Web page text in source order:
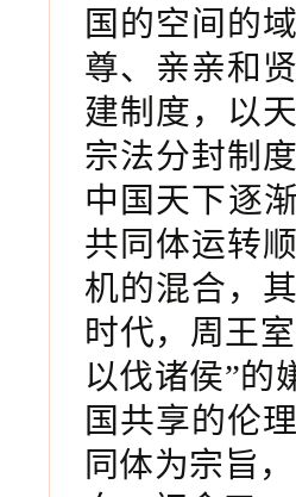
国的空间的
尊、亲亲和
建制度，以
宗法分封制
中国天下逐
共同体运转
机的混合，
时代，周王
以伐诸侯”的
国共享的伦
同体为宗旨